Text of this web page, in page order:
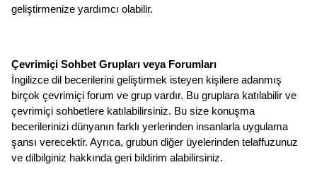
geliştirmenize yardımcı olabilir.
Çevrimiçi Sohbet Grupları veya Forumları
İngilizce dil becerilerini geliştirmek isteyen kişilere adanmış
birçok çevrimiçi forum ve grup vardır. Bu gruplara katılabilir ve
çevrimiçi sohbetlere katılabilirsiniz. Bu size konuşma
becerilerinizi dünyanın farklı yerlerinden insanlarla uygulama
şansı verecektir. Ayrıca, grubun diğer üyelerinden telaffuzunuz
ve dilbilginiz hakkında geri bildirim alabilirsiniz.